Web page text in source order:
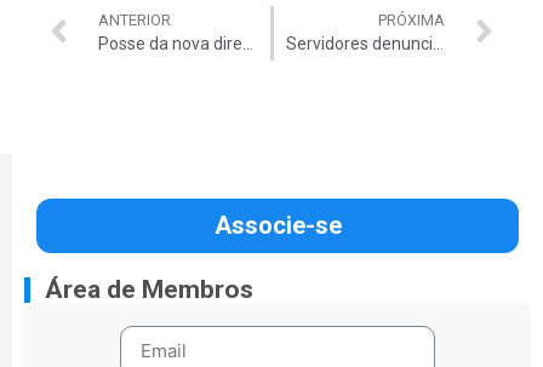
ANTERIOR
Posse da nova diretoria da Auditar é marcada por forte apelo em prol do fortalecimento do serviço público e valorização dos servidores
PRÓXIMA
Servidores denunciam novamente ministro Paulo Guedes na Comissão de Ética Pública
Associe-se
Área de Membros